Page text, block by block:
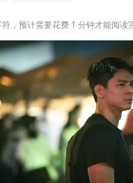
，预计需要花费 1 分钟才能阅读